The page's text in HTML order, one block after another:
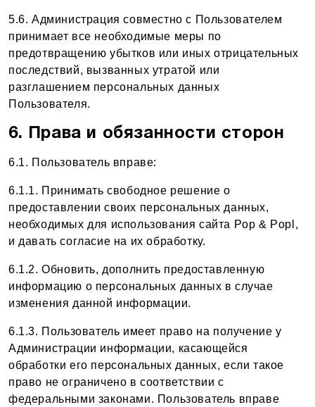
5.6. Администрация совместно с Пользователем
принимает все необходимые меры по
предотвращению убытков или иных отрицательных
последствий, вызванных утратой или
разглашением персональных данных
Пользователя.
6. Права и обязанности сторон
6.1. Пользователь вправе:
6.1.1. Принимать свободное решение о
предоставлении своих персональных данных,
необходимых для использования сайта Pop & Popl,
и давать согласие на их обработку.
6.1.2. Обновить, дополнить предоставленную
информацию о персональных данных в случае
изменения данной информации.
6.1.3. Пользователь имеет право на получение у
Администрации информации, касающейся
обработки его персональных данных, если такое
право не ограничено в соответствии с
федеральными законами. Пользователь вправе